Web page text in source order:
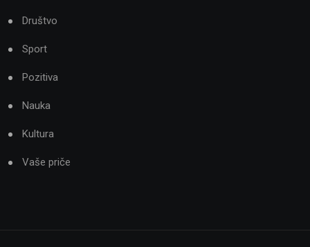
Društvo
Sport
Pozitiva
Nauka
Kultura
Vaše priče